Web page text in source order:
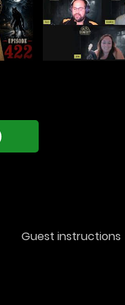
Guest instructions